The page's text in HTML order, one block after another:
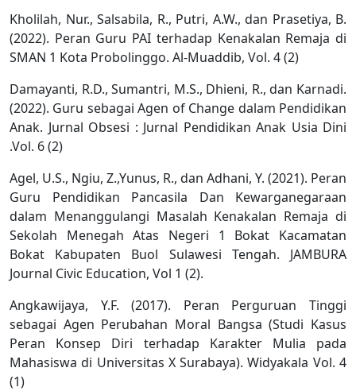
Kholilah, Nur., Salsabila, R., Putri, A.W., dan Prasetiya, B.
(2022). Peran Guru PAI terhadap Kenakalan Remaja di
SMAN 1 Kota Probolinggo. Al-Muaddib, Vol. 4 (2)
Damayanti, R.D., Sumantri, M.S., Dhieni, R., dan Karnadi.
(2022). Guru sebagai Agen of Change dalam Pendidikan
Anak. Jurnal Obsesi : Jurnal Pendidikan Anak Usia Dini
.Vol. 6 (2)
Agel, U.S., Ngiu, Z.,Yunus, R., dan Adhani, Y. (2021). Peran
Guru Pendidikan Pancasila Dan Kewarganegaraan
dalam Menanggulangi Masalah Kenakalan Remaja di
Sekolah Menegah Atas Negeri 1 Bokat Kacamatan
Bokat Kabupaten Buol Sulawesi Tengah. JAMBURA
Journal Civic Education, Vol 1 (2).
Angkawijaya, Y.F. (2017). Peran Perguruan Tinggi
sebagai Agen Perubahan Moral Bangsa (Studi Kasus
Peran Konsep Diri terhadap Karakter Mulia pada
Mahasiswa di Universitas X Surabaya). Widyakala Vol. 4
(1)